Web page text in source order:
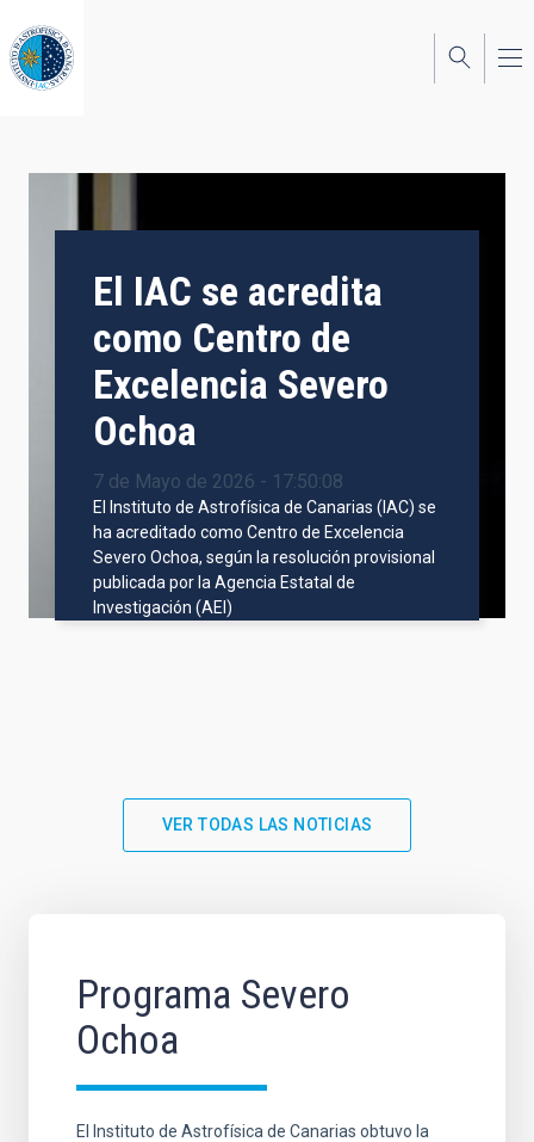
al
contenido
principal
El IAC se acredita
como Centro de
Excelencia Severo
Ochoa
7 de Mayo de 2026 - 17:50:08
El Instituto de Astrofísica de Canarias (IAC) se
ha acreditado como Centro de Excelencia
Severo Ochoa, según la resolución provisional
publicada por la Agencia Estatal de
Investigación (AEI)
VER TODAS LAS NOTICIAS
Programa Severo
Ochoa
El Instituto de Astrofísica de Canarias obtuvo la